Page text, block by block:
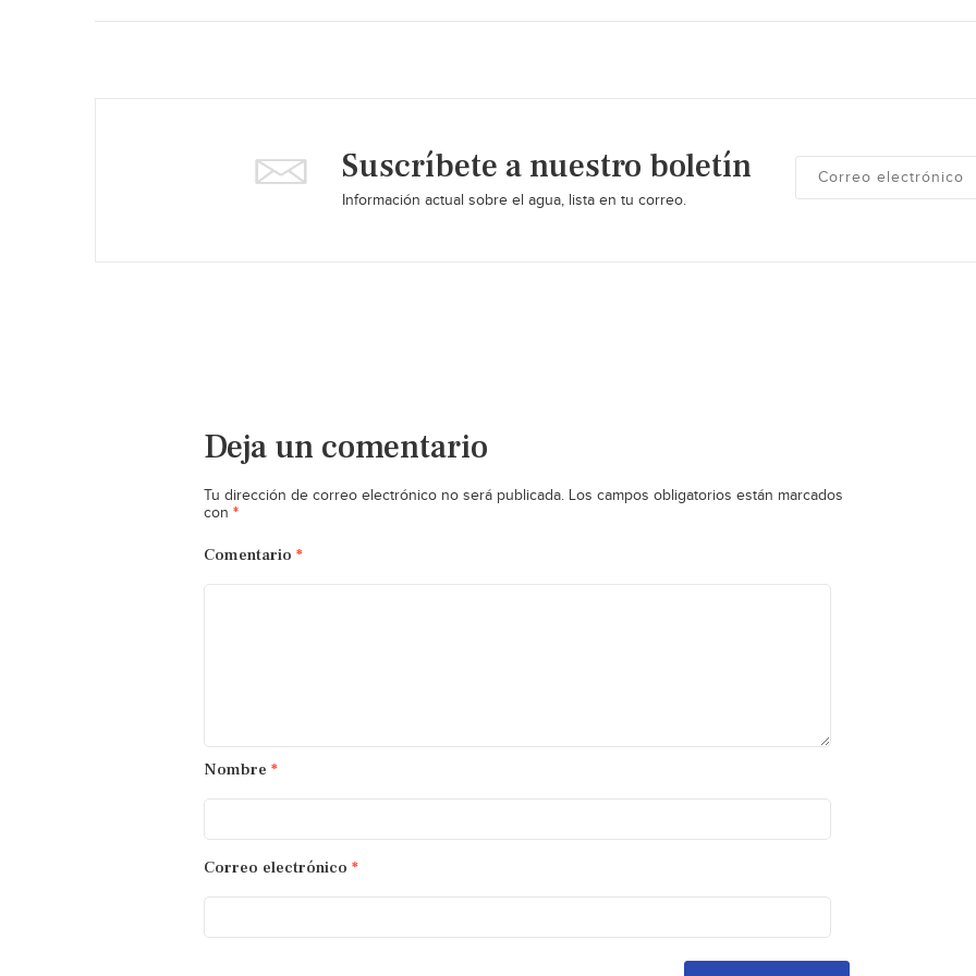
Suscríbete a nuestro boletín
Información actual sobre el agua, lista en tu correo.
Deja un comentario
Tu dirección de correo electrónico no será publicada. Los campos obligatorios están marcados
con *
Comentario *
Nombre *
Correo electrónico *